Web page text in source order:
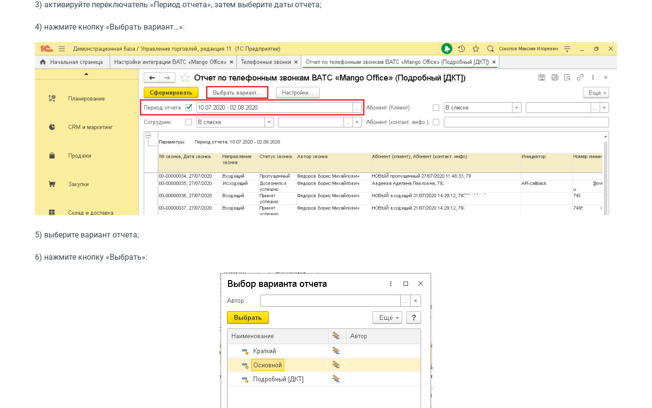
3) активируйте переключатель « Период отчета», затем выберите даты отчета;
4) нажмите кнопку «Выбрать вариант…»:
5) выберите вариант отчета;
6) нажмите кнопку «Выбрать»: